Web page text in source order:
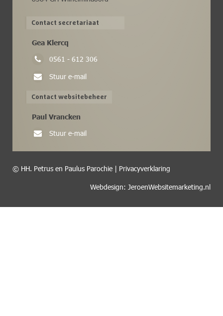
Contact secretariaat
Gea Klercq
0561 - 612 306
Stuur e-mail
Contact websitebeheer
Paul Vrancken
Stuur e-mail
© HH. Petrus en Paulus Parochie | Privacyverklaring
Webdesign: JeroenWebsitemarketing.nl